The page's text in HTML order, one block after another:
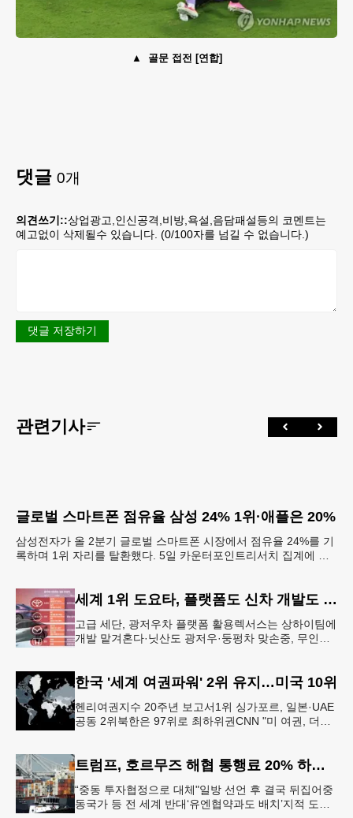
골문 접전 [연합]
댓글 0개
의견쓰기::상업광고,인신공격,비방,욕설,음담패설등의 코멘트는
예고없이 삭제될수 있습니다. (0/100자를 넘길 수 없습니다.)
댓글 저장하기
관련기사
글로벌 스마트폰 점유율 삼성 24% 1위·애플은 20%
삼성전자가 올 2분기 글로벌 스마트폰 시장에서 점유율 24%를 기
록하며 1위 자리를 탈환했다. 5일 카운터포인트리서치 집계에 따
세계 1위 도요타, 플랫폼도 신차 개발도 중국에 넘겨
고급 세단, 광저우차 플랫폼 활용렉서스는 상하이팀에
개발 맡겨혼다·닛산도 광저우·둥펑차 맞손중, 무인화
한국 '세계 여권파워' 2위 유지…미국 10위
헨리여권지수 20주년 보고서1위 싱가포르, 일본·UAE
공동 2위북한은 97위로 최하위권CNN "미 여권, 더이
트럼프, 호르무즈 해협 통행료 20% 하루 만에 번복
“중동 투자협정으로 대체"일방 선언 후 결국 뒤집어중
동국가 등 전 세계 반대‘유엔협약과도 배치’지적 도널